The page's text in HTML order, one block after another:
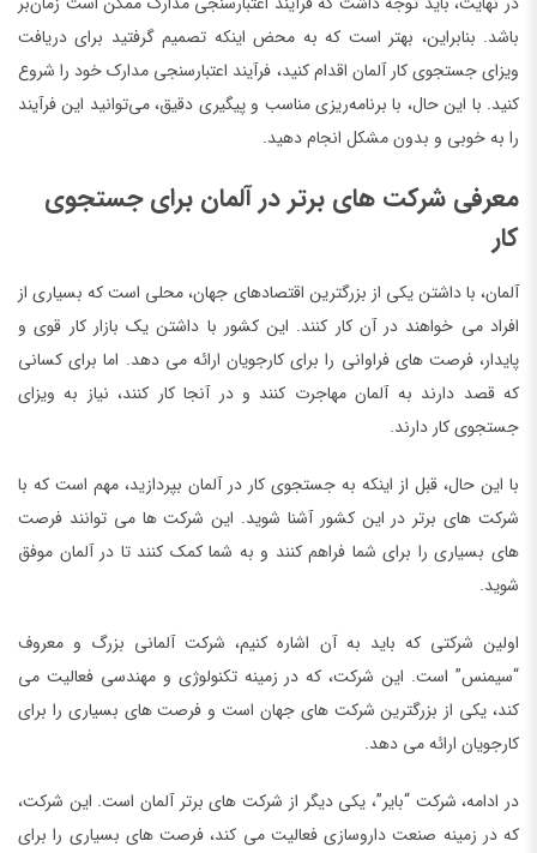
باشد. بنابراین، بهتر است که به محض اینکه تصمیم گرفتید برای دریافت
ویزای جستجوی کار آلمان اقدام کنید، فرآیند اعتبارسنجی مدارک خود را شروع
کنید. با این حال، با برنامه‌ریزی مناسب و پیگیری دقیق، می‌توانید این فرآیند
را به خوبی و بدون مشکل انجام دهید.
معرفی شرکت های برتر در آلمان برای جستجوی
کار
آلمان، با داشتن یکی از بزرگترین اقتصادهای جهان، محلی است که بسیاری از
افراد می خواهند در آن کار کنند. این کشور با داشتن یک بازار کار قوی و
پایدار، فرصت های فراوانی را برای کارجویان ارائه می دهد. اما برای کسانی
که قصد دارند به آلمان مهاجرت کنند و در آنجا کار کنند، نیاز به ویزای
جستجوی کار دارند.
با این حال، قبل از اینکه به جستجوی کار در آلمان بپردازید، مهم است که با
شرکت های برتر در این کشور آشنا شوید. این شرکت ها می توانند فرصت
های بسیاری را برای شما فراهم کنند و به شما کمک کنند تا در آلمان موفق
شوید.
اولین شرکتی که باید به آن اشاره کنیم، شرکت آلمانی بزرگ و معروف
“سیمنس” است. این شرکت، که در زمینه تکنولوژی و مهندسی فعالیت می
کند، یکی از بزرگترین شرکت های جهان است و فرصت های بسیاری را برای
کارجویان ارائه می دهد.
در ادامه، شرکت “بایر”، یکی دیگر از شرکت های برتر آلمان است. این شرکت،
که در زمینه صنعت داروسازی فعالیت می کند، فرصت های بسیاری را برای